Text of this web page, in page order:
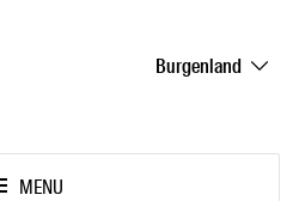
Burgenland
MENU